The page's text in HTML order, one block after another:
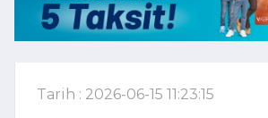
Tarih : 2026-06-15 11:23:15